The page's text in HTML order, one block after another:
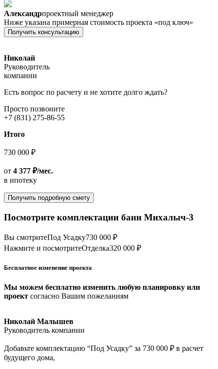
Александрпроектный менеджер
Ниже указана примерная стоимость проекта «под ключ»
Получить консультацию
Николай
Руководитель
компании
Есть вопрос по расчету и не хотите долго ждать?
Просто позвоните
+7 (831) 275-86-55
Итого
730 000 ₽
от 4 377 ₽/мес.
в ипотеку
Получить подробную смету
Посмотрите комплектации бани Михалыч-3
Вы смотритеПод Усадку730 000 ₽
Нажмите и посмотритеОтделка320 000 ₽
Бесплатное изменение проекта
Мы можем бесплатно изменить любую планировку или
проект согласно Вашим пожеланиям
Николай Малышев
Руководитель компании
Добавьте комплектацию “Под Усадку” за 730 000 ₽ в расчет
будущего дома,